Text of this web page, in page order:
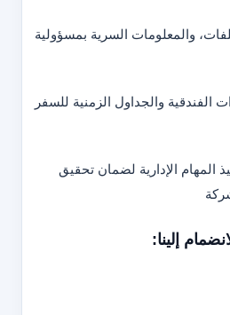
والمعلومات السرية بمسؤولية
الفندقية والجداول الزمنية للسفر
المهام الإدارية لضمان تحقيق
إلينا: